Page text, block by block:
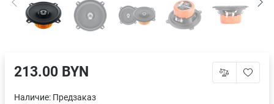
213.00 BYN
Наличие: Предзаказ